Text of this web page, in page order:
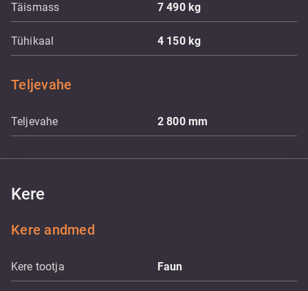
Täismass 7 490 kg
Tühikaal 4 150 kg
Teljevahe
Teljevahe 2 800 mm
Kere
Kere andmed
Kere tootja Faun